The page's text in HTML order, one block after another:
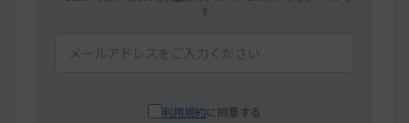
す
利用規約に同意する